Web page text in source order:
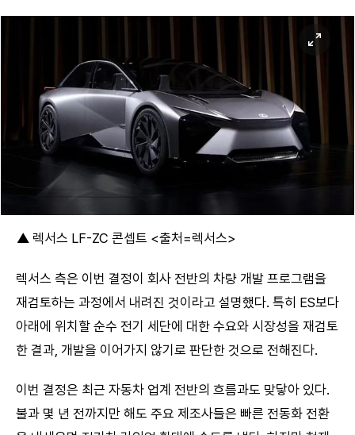
▲ 렉서스 LF-ZC 콘셉트 <출처=렉서스>
렉서스 측은 이번 결정이 회사 전반의 차량 개발 프로그램을
재검토하는 과정에서 내려진 것이라고 설명했다. 특히 ES보다
아래에 위치할 순수 전기 세단에 대한 수요와 시장성을 재검토
한 결과, 개발을 이어가지 않기로 판단한 것으로 전해진다.
이번 결정은 최근 자동차 업계 전반의 흐름과도 맞닿아 있다.
불과 몇 년 전까지만 해도 주요 제조사들은 빠른 전동화 전환